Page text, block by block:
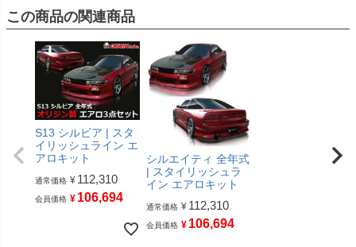
この商品の関連商品
S13 シルビア | スタ
イリッシュライン エ
アロキット
通常価格 ¥ 112,310
会員価格 ¥ 106,694
シルエイティ 全年式
| スタイリッシュラ
イン エアロキット
通常価格 ¥ 112,310
会員価格 ¥ 106,694